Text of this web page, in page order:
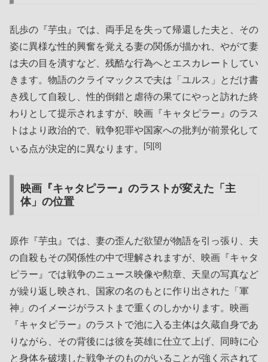
乱歩の『芋虫』では、両手足を失って帰還した夫と、その
姿に異様な性的興奮を覚える妻の関係が描かれ、やがて妻
は夫の目を潰すなど、残酷な行為へとエスカレートしてい
きます。物語のクライマックスで夫は「ユルス」とだけ書
き残して自殺し、性的倒錯と虐待の果てにやっと訪れた終
わりとして提示されますが、映画『キャタピラー』のラス
トはより政治的で、戦争犯罪や国家への批判が前景化して
いる点が決定的に異なります。
[5][8]
映画『キャタピラー』のラストが変えた「主
体」の位置
原作『芋虫』では、妻の歪んだ欲望が物語を引っ張り、夫
の自殺もその関係性の中で理解されますが、映画『キャタ
ピラー』では戦争のニュース映像や勲章、天皇の写真など
が繰り返し映され、国家の名のもとに作り出された「軍
神」のイメージがラストまで重くのしかかります。映画
『キャタピラー』のラストで池に入る主体は久蔵自身であ
りながら、その背後には彼を英雄に仕立て上げ、同時に心
と身体を破壊した戦争そのものがいることが強く示されて